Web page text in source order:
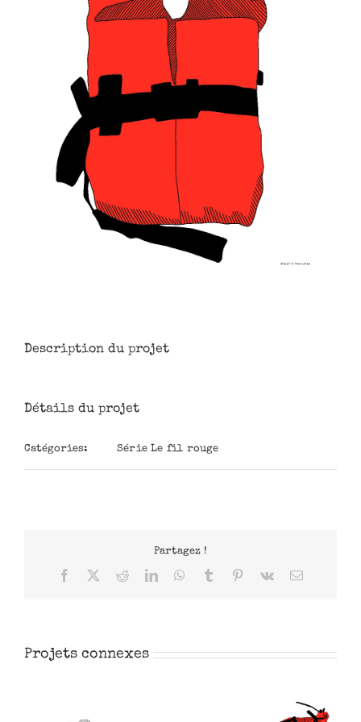
Description du projet
Détails du projet
Catégories: Série Le fil rouge
Partagez !
Facebook RedditLinkedInWhatsApp
Tumblr Pinterest
Vk Email
Projets connexes